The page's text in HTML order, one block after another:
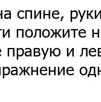
спине,
положите
правую и